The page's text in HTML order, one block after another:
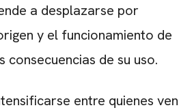
a desplazarse por
y el funcionamiento de
consecuencias de su uso.
entre quienes ven